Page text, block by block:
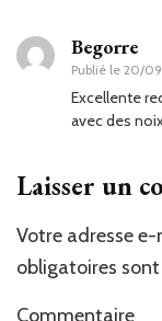
Begorre
Publié le 20/
Excellente
avec des
Laisser un
Votre adresse e-
obligatoires
Commentaire